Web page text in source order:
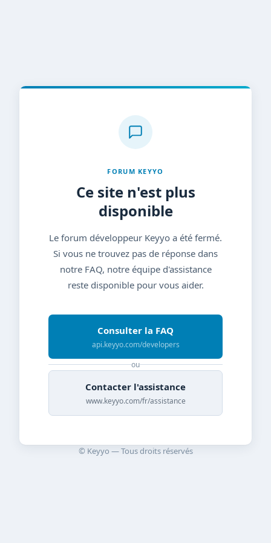
FORUM KEYYO
Ce site n'est plus
disponible
Le forum développeur Keyyo a été fermé.
Si vous ne trouvez pas de réponse dans
notre FAQ, notre équipe d'assistance
reste disponible pour vous aider.
Consulter la FAQ
api.keyyo.com/developers
ou
Contacter l'assistance
www.keyyo.com/fr/assistance
© Keyyo — Tous droits réservés